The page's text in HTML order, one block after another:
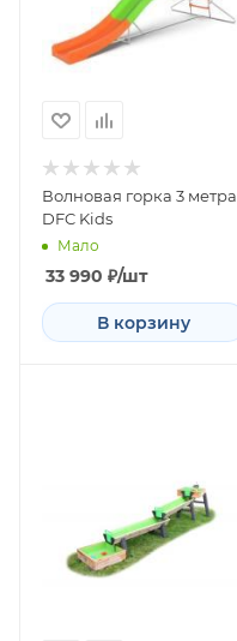
Волновая горка 3 метра
DFC Kids
Мало
33 990 ₽/шт
В корзину